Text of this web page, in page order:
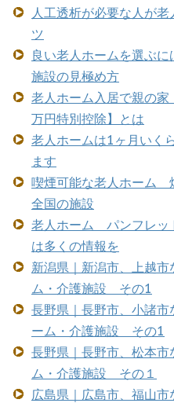
人工透析が必要な人が
ツ
良い老人ホームを選ぶ
施設の見極め方
老人ホーム入居で親の
万円特別控除】とは
老人ホームは1ヶ月いく
ます
喫煙可能な老人ホーム
全国の施設
老人ホーム パンフレッ
は多くの情報を
新潟県｜新潟市、上越
ム・介護施設 その1
長野県｜長野市、小諸
ーム・介護施設 その1
長野県｜長野市、松本
ム・介護施設 その１
広島県｜広島市、福山